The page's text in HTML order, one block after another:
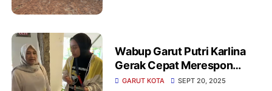
Wabup Garut Putri Karlina
Gerak Cepat Merespon
Keluhan Warga
GARUT KOTA SEPT 20, 2025